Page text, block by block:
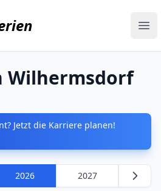
Wilhermsdorf
Jetzt die Karriere planen!
2026 2027